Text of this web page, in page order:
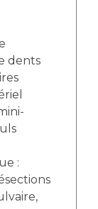
dents